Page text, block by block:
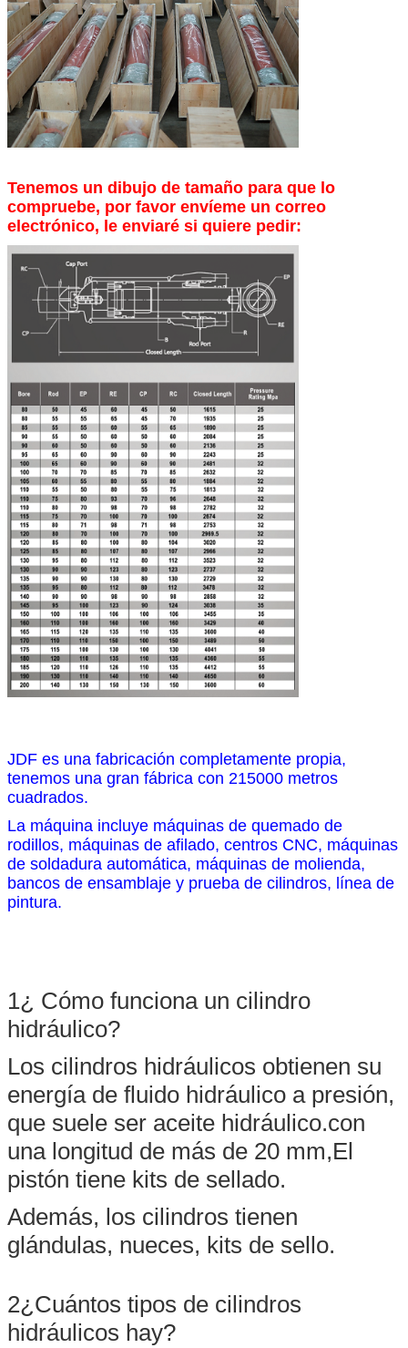
Tenemos un dibujo de tamaño para que lo
compruebe, por favor envíeme un correo
electrónico, le enviaré si quiere pedir:
JDF es una fabricación completamente propia,
tenemos una gran fábrica con 215000 metros
cuadrados.
La máquina incluye máquinas de quemado de
rodillos, máquinas de afilado, centros CNC, máquinas
de soldadura automática, máquinas de molienda,
bancos de ensamblaje y prueba de cilindros, línea de
pintura.
1¿ Cómo funciona un cilindro
hidráulico?
Los cilindros hidráulicos obtienen su
energía de fluido hidráulico a presión,
que suele ser aceite hidráulico.con
una longitud de más de 20 mm,El
pistón tiene kits de sellado.
Además, los cilindros tienen
glándulas, nueces, kits de sello.
2¿Cuántos tipos de cilindros
hidráulicos hay?